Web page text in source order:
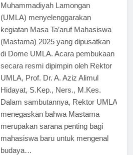
Muhammadiyah Lamongan
(UMLA) menyelenggarakan
kegiatan Masa Ta’aruf Mahasiswa
(Mastama) 2025 yang dipusatkan
di Dome UMLA. Acara pembukaan
secara resmi dipimpin oleh Rektor
UMLA, Prof. Dr. A. Aziz Alimul
Hidayat, S.Kep., Ners., M.Kes.
Dalam sambutannya, Rektor UMLA
menegaskan bahwa Mastama
merupakan sarana penting bagi
mahasiswa baru untuk mengenal
budaya…